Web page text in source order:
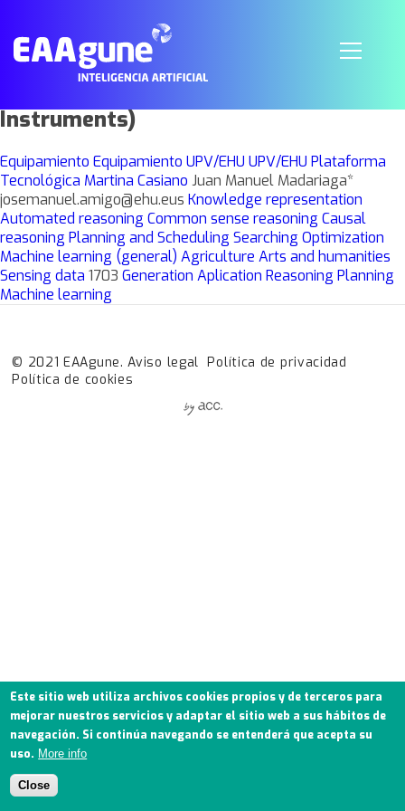
Equipo de mano de espectroscopía de
fluorescencia de rayos-X dispersiva
(EDXRF) XMET5100 (Oxford
Instruments)
Equipamiento Equipamiento UPV/EHU UPV/EHU Plataforma
Tecnológica Martina Casiano Juan Manuel Madariaga*
josemanuel.amigo@ehu.eus Knowledge representation
Automated reasoning Common sense reasoning Causal
reasoning Planning and Scheduling Searching Optimization
Machine learning (general) Agriculture Arts and humanities
Sensing data 1703 Generation Aplication Reasoning Planning
Machine learning
© 2021 EAAgune.Aviso legal Política de privacidad
Política de cookies
Este sitio web utiliza archivos cookies propios y de terceros para
mejorar nuestros servicios y adaptar el sitio web a sus hábitos de
navegación. Si continúa navegando se entenderá que acepta su
uso. More info
Close